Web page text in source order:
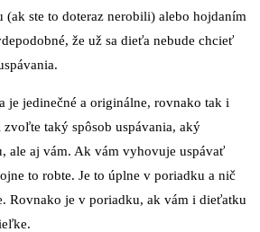
(ak ste to doteraz nerobili) alebo hojdaním
že už sa dieťa nebude chcieť
je jedinečné a originálne, rovnako tak i
zvoľte taký spôsob uspávania, aký
ale aj vám. Ak vám vyhovuje uspávať
to robte. Je to úplne v poriadku a nič
Rovnako je v poriadku, ak vám i dieťatku